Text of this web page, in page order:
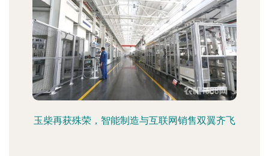
玉柴再获殊荣，智能制造与互联网销售双翼齐飞